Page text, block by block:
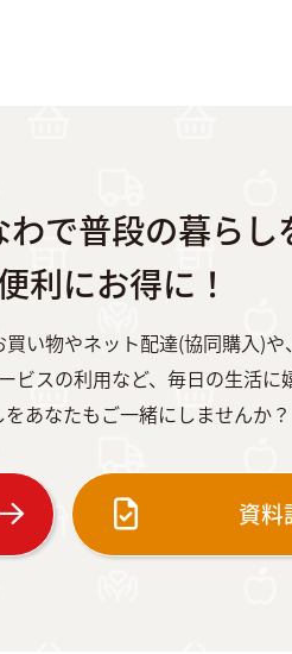
わで普段の暮らし
利にお得に！
い物やネット配達(協同購入)や
スの利用など、毎日の生活に
あなたもご一緒にしませんか？
資料